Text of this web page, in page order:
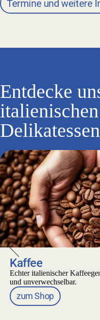
Termine und weitere
Entdecke
italienischen
Delikatessen
Kaffee
Echter italienischer
und unverwechselbar.
zum Shop